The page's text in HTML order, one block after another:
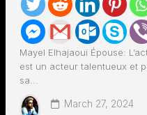
Mayel Elhajaoui Épouse:
est un acteur talentueux et
sa...
March 27, 2024